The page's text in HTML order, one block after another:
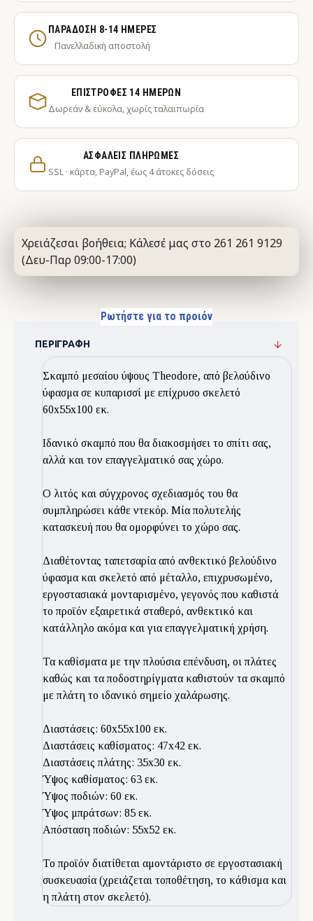
ΠΑΡΆΔΟΣΗ 8-14 ΗΜΈΡΕΣ
Πανελλαδική αποστολή
ΕΠΙΣΤΡΟΦΈΣ 14 ΗΜΕΡΏΝ
Δωρεάν & εύκολα, χωρίς ταλαιπωρία
ΑΣΦΑΛΕΊΣ ΠΛΗΡΩΜΈΣ
SSL · κάρτα, PayPal, έως 4 άτοκες δόσεις
Χρειάζεσαι βοήθεια; Κάλεσέ μας στο 261 261 9129
(Δευ-Παρ 09:00-17:00)
Ρωτήστε για το προιόν
ΠΕΡΙΓΡΑΦΉ
Σκαμπό μεσαίου ύψους Theodore, από βελούδινο
ύφασμα σε κυπαρισσί με επίχρυσο σκελετό
60x55x100 εκ.
Ιδανικό σκαμπό που θα διακοσμήσει το σπίτι σας,
αλλά και τον επαγγελματικό σας χώρο.
Ο λιτός και σύγχρονος σχεδιασμός του θα
συμπληρώσει κάθε ντεκόρ. Μία πολυτελής
κατασκευή που θα ομορφύνει το χώρο σας.
Διαθέτοντας ταπετσαρία από ανθεκτικό βελούδινο
ύφασμα και σκελετό από μέταλλο, επιχρυσωμένο,
εργοστασιακά μονταρισμένο, γεγονός που καθιστά
το προϊόν εξαιρετικά σταθερό, ανθεκτικό και
κατάλληλο ακόμα και για επαγγελματική χρήση.
Τα καθίσματα με την πλούσια επένδυση, οι πλάτες
καθώς και τα ποδοστηρίγματα καθιστούν τα σκαμπό
με πλάτη το ιδανικό σημείο χαλάρωσης.
Διαστάσεις: 60x55x100 εκ.
Διαστάσεις καθίσματος: 47x42 εκ.
Διαστάσεις πλάτης: 35x30 εκ.
Ύψος καθίσματος: 63 εκ.
Ύψος ποδιών: 60 εκ.
Ύψος μπράτσων: 85 εκ.
Απόσταση ποδιών: 55x52 εκ.
Το προϊόν διατίθεται αμοντάριστο σε εργοστασιακή
συσκευασία (χρειάζεται τοποθέτηση, το κάθισμα και
η πλάτη στον σκελετό).